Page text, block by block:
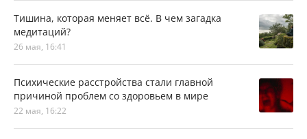
Тишина, которая меняет всё. В чем загадка
медитаций?
26 мая, 16:41
Психические расстройства стали главной
причиной проблем со здоровьем в мире
22 мая, 16:22